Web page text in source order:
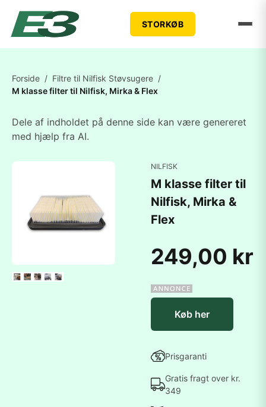
STORKØB
Forside / Filtre til Nilfisk Støvsugere /
M klasse filter til Nilfisk, Mirka & Flex
Dele af indholdet på denne side kan være genereret
med hjælp fra AI.
NILFISK
M klasse filter til
Nilfisk, Mirka &
Flex
249,00 kr
Køb her
Prisgaranti
Gratis fragt over kr.
349